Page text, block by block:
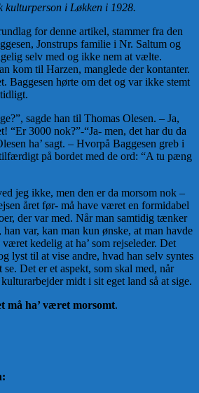
kulturperson i Løkken i 1928.
for denne artikel, stammer fra den
Jonstrups familie i Nr. Saltum og
selv med og ikke nem at vælte.
kom til Harzen, manglede der kontanter.
Baggesen hørte om det og var ikke stemt
sagde han til Thomas Olesen. – Ja,
“Er 3000 nok?”-“Ja- men, det har du da
ha’ sagt. – Hvorpå Baggesen greb i
på bordet med de ord: “A tu pæng
jeg ikke, men den er da morsom nok –
året før- må have været en formidabel
der var med. Når man samtidig tænker
var, kan man kun ønske, at man havde
kedelig at ha’ som rejseleder. Det
lyst til at vise andre, hvad han selv syntes
Det er et aspekt, som skal med, når
midt i sit eget land så at sige.
må ha’ været morsomt.